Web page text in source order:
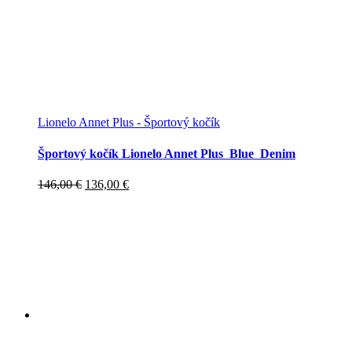
Lionelo Annet Plus - Športový kočík
Športový kočík Lionelo Annet Plus Blue Denim
146,00 € Pôvodná
136,00 €Aktuálna